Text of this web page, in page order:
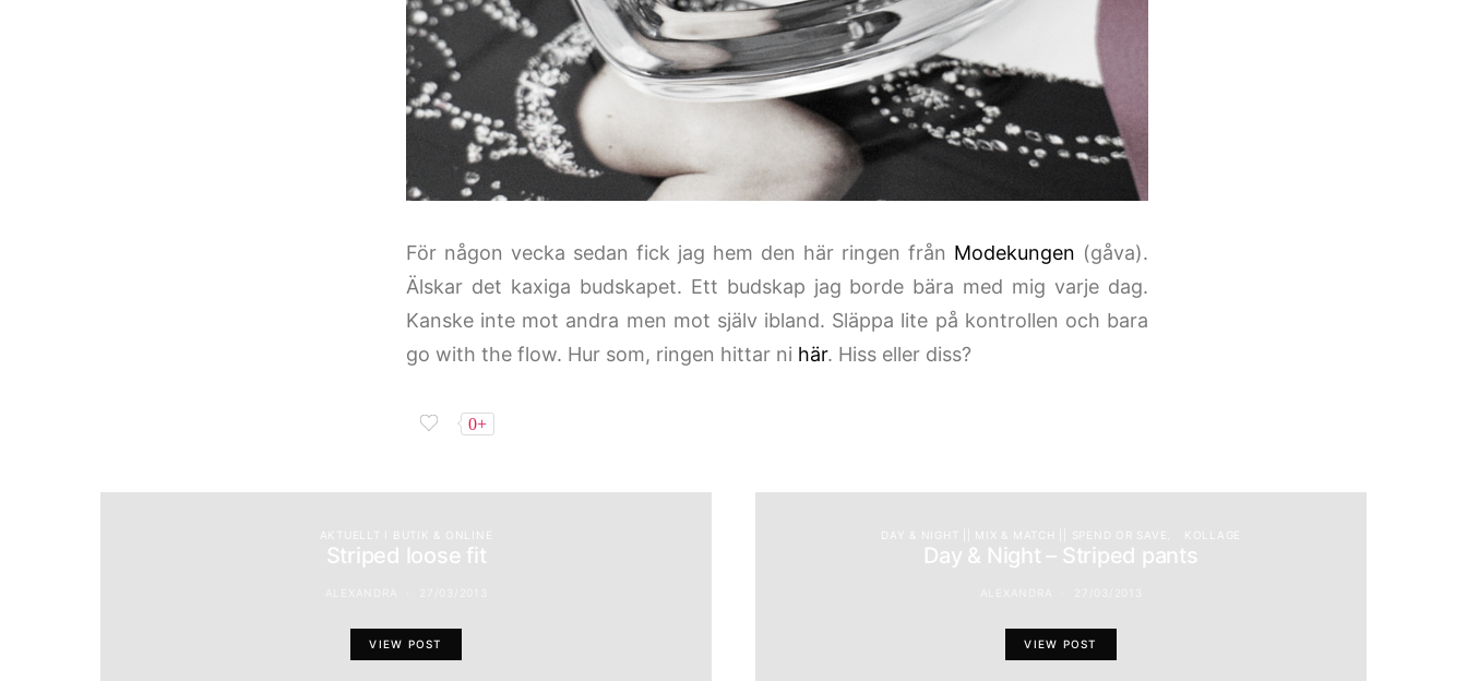
För någon vecka sedan fick jag hem den här ringen från Modekungen (gåva).
Älskar det kaxiga budskapet. Ett budskap jag borde bära med mig varje dag.
Kanske inte mot andra men mot själv ibland. Släppa lite på kontrollen och bara
go with the flow. Hur som, ringen hittar ni här. Hiss eller diss?
0+
AKTUELLT I BUTIK & ONLINE
Striped loose fit
VIEW POST
DAY & NIGHT || MIX & MATCH || SPEND OR SAVE KOLLAGE
Day & Night – Striped pants
VIEW POST